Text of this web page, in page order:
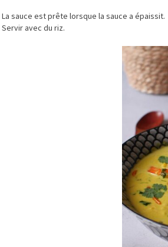
La sauce est prête lorsque la sauce a épaissit.
Servir avec du riz.